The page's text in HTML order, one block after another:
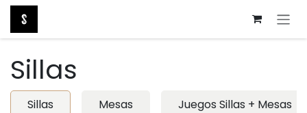
Ir al contenido
Sillas
Sillas Mesas Juegos Sillas + Mesas